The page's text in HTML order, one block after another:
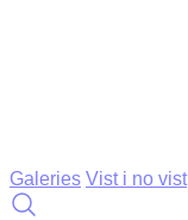
Galeries Vist i no vist